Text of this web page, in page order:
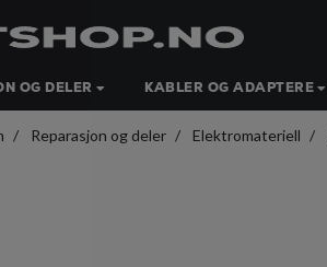
OG DELER KABLER OG ADAPTERE
Reparasjon og deler Elektromateriell